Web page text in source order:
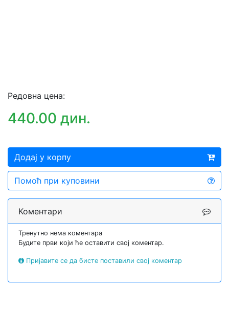
Редовна цена:
440.00 дин.
Додај у корпу
Помоћ при куповини
Коментари
Тренутно нема коментара
Будите први који ће оставити свој коментар.
Пријавите се да бисте поставили свој коментар